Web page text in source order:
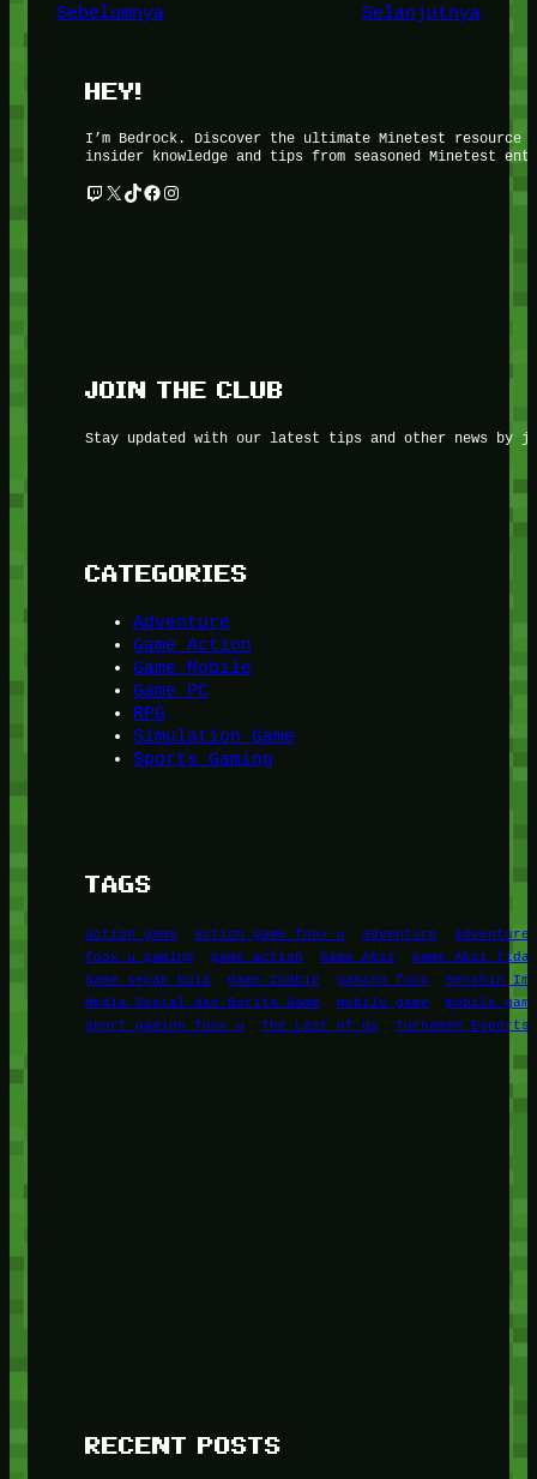
Sebelumnya Selanjutnya
HEY!
I’m Bedrock. Discover the ultimate Minetest
insider knowledge and tips from seasoned Minetest
Twitch X TikTok Facebook Instagram
JOIN THE CLUB
Stay updated with our latest tips and other news by
CATEGORIES
Adventure
Game Action
Game Mobile
Game PC
RPG
Simulation Game
Sports Gaming
TAGS
action game action game foox-u adventure
adventure
foox u gaming
game action Game Aksi
Game Aksi Tidak
game sepak bola
Game Zombie gaming foox
Genshin
Media Sosial dan Berita Game
mobile game
mobile
sport gaming foox u
The Last of Us Turnamen Esports
RECENT POSTS